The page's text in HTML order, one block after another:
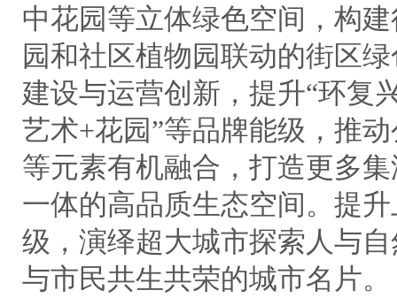
中花园等立体绿色空间，构
园和社区植物园联动的街区
建设与运营创新，提升“环复
艺术+花园”等品牌能级，推
等元素有机融合，打造更多
一体的高品质生态空间。提
级，演绎超大城市探索人与
与市民共生共荣的城市名片。